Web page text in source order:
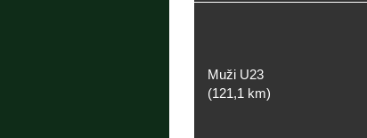
Muži U23
(121,1 km)